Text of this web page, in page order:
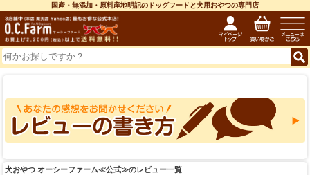
国産・無添加・原料産地明記のドッグフードと犬用おやつの専門店
犬おやつ オーシーファーム≪公式≫のレビュー一覧